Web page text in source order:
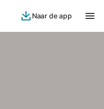
Naar de app